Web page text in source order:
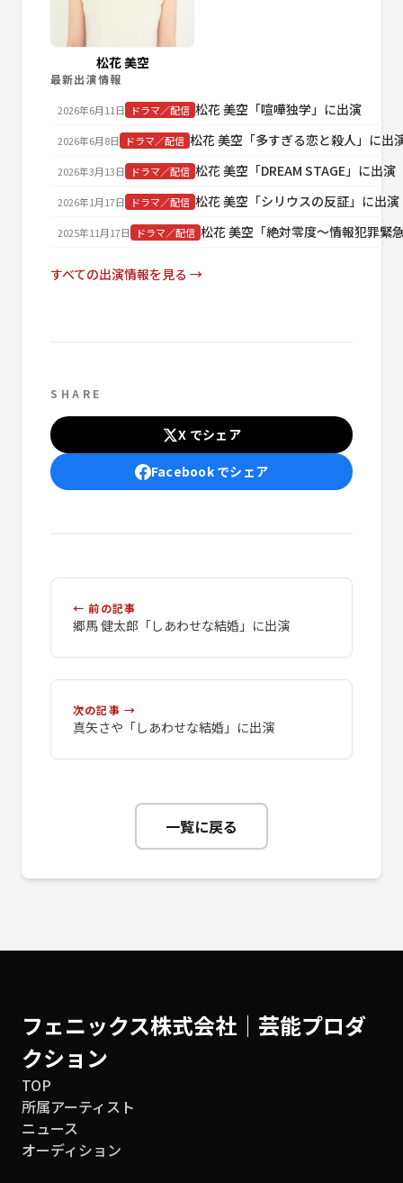
松花 美空
最新出演情報
2026年6月11日 ドラマ／配信 松花 美空「喧嘩独学」に出演
2026年6月8日 ドラマ／配信 松花 美空「多すぎる恋と殺人」に出
2026年3月13日 ドラマ／配信 松花 美空「DREAM STAGE」に出演
2026年1月17日 ドラマ／配信 松花 美空「シリウスの反証」に出演
2025年11月17日 ドラマ／配信 松花 美空「絶対零度～情報犯罪緊
すべての出演情報を見る →
SHARE
X でシェア
Facebook でシェア
← 前の記事
郷馬 健太郎「しあわせな結婚」に出演
次の記事 →
真矢さや「しあわせな結婚」に出演
一覧に戻る
フェニックス株式会社│芸能プロダ
クション
TOP
所属アーティスト
ニュース
オーディション